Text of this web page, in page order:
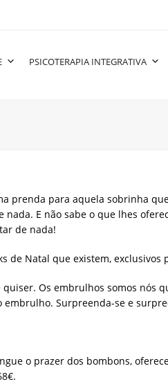
PSICOTERAPIA INTEGRATIVA
prenda para aquela sobrinha
E não sabe o que lhes
de nada!
de Natal que existem, exclusivos
Os embrulhos somos nós
Surpreenda-se e
o prazer dos bombons,